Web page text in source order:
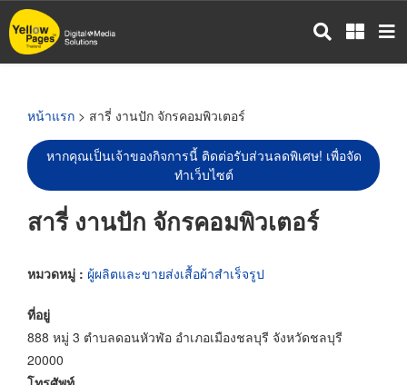
ข้าม
ไป
หน้าแรก > สารี่ งานปัก จักรคอมพิวเตอร์
หากคุณเป็นเจ้าของกิจการนี้ ติดต่อรับส่วนลดพิเศษ! เพื่อจัด
ทำเว็บไซต์
สารี่ งานปัก จักรคอมพิวเตอร์
หมวดหมู่ : ผู้ผลิตและขายส่งเสื้อผ้าสำเร็จรูป
ที่อยู่
888 หมู่ 3 ตำบลดอนหัวฬ่อ อำเภอเมืองชลบุรี จังหวัดชลบุรี
20000